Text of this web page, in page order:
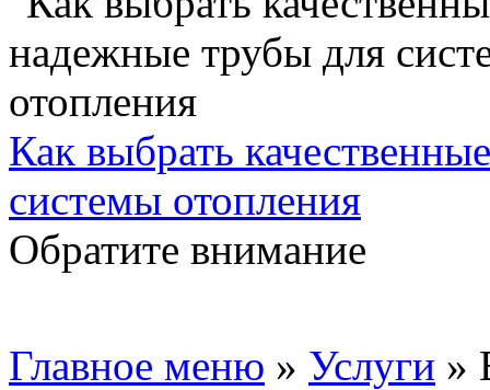
Как выбрать
системы отопления
Обратите внимание
Главное меню » Услуги »